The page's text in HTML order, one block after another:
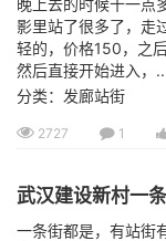
晚上去的时候十一点
影里站了很多了，走
轻的，价格150，之
然后直接开始进入，
分类：发廊站街
2727 1
武汉建设新村一
一条街都是，有站街